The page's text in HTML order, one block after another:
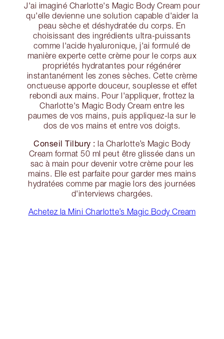
J'ai imaginé Charlotte's Magic Body Cream pour
qu'elle devienne une solution capable d'aider la
peau sèche et déshydratée du corps. En
choisissant des ingrédients ultra-puissants
comme l'acide hyaluronique, j'ai formulé de
manière experte cette crème pour le corps aux
propriétés hydratantes pour régénérer
instantanément les zones sèches. Cette crème
onctueuse apporte douceur, souplesse et effet
rebondi aux mains. Pour l'appliquer, frottez la
Charlotte's Magic Body Cream entre les
paumes de vos mains, puis appliquez-la sur le
dos de vos mains et entre vos doigts.
Conseil Tilbury : la Charlotte’s Magic Body
Cream format 50 ml peut être glissée dans un
sac à main pour devenir votre crème pour les
mains. Elle est parfaite pour garder mes mains
hydratées comme par magie lors des journées
d'interviews chargées.
Achetez la Mini Charlotte’s Magic Body Cream